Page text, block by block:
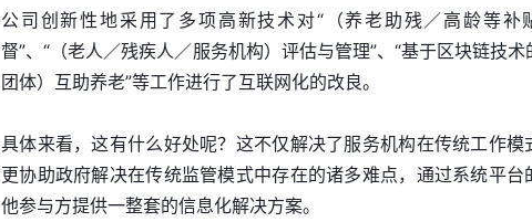
公司创新性地采用了多项高新技术对“（养老助残／高龄等
督”、“（老人／残疾人／服务机构）评估与管理”、“基于区块链技
团体）互助养老”等工作进行了互联网化的改良。
具体来看，这有什么好处呢？这不仅解决了服务机构在传统工作模
更协助政府解决在传统监管模式中存在的诸多难点，通过系统平
他参与方提供一整套的信息化解决方案。